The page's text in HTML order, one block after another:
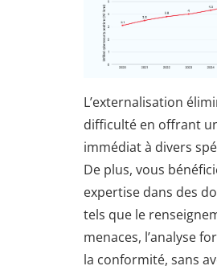
L’externalisation
difficulté en offrant
immédiat à divers
De plus, vous
expertise dans des
tels que le
menaces, l’analyse
la conformité, sans